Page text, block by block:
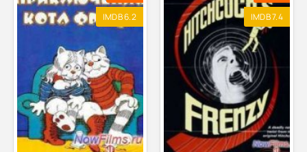
IMDB 6.2 IMDB 7.4